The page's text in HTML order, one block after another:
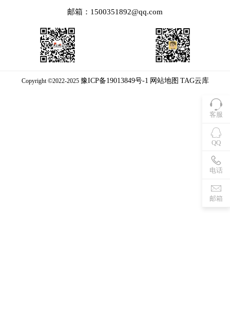
客服
QQ
电话
邮箱
邮箱：1500351892@qq.com
Copyright ©2022-2025 豫ICP备19013849号-1 网站地图 TAG云库